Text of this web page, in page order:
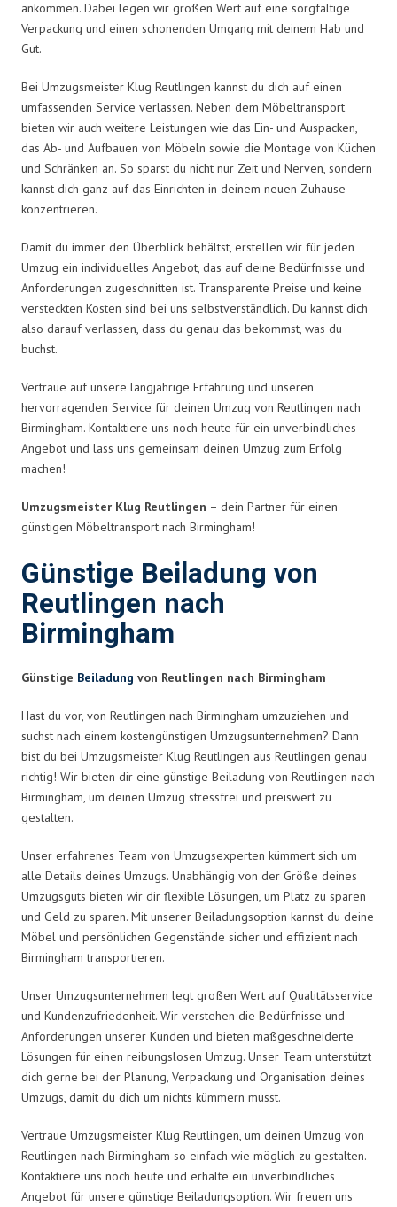
ankommen. Dabei legen wir großen Wert auf eine sorgfältige
Verpackung und einen schonenden Umgang mit deinem Hab und
Gut.
Bei Umzugsmeister Klug Reutlingen kannst du dich auf einen
umfassenden Service verlassen. Neben dem Möbeltransport
bieten wir auch weitere Leistungen wie das Ein- und Auspacken,
das Ab- und Aufbauen von Möbeln sowie die Montage von Küchen
und Schränken an. So sparst du nicht nur Zeit und Nerven, sondern
kannst dich ganz auf das Einrichten in deinem neuen Zuhause
konzentrieren.
Damit du immer den Überblick behältst, erstellen wir für jeden
Umzug ein individuelles Angebot, das auf deine Bedürfnisse und
Anforderungen zugeschnitten ist. Transparente Preise und keine
versteckten Kosten sind bei uns selbstverständlich. Du kannst dich
also darauf verlassen, dass du genau das bekommst, was du
buchst.
Vertraue auf unsere langjährige Erfahrung und unseren
hervorragenden Service für deinen Umzug von Reutlingen nach
Birmingham. Kontaktiere uns noch heute für ein unverbindliches
Angebot und lass uns gemeinsam deinen Umzug zum Erfolg
machen!
Umzugsmeister Klug Reutlingen – dein Partner für einen
günstigen Möbeltransport nach Birmingham!
Günstige Beiladung von
Reutlingen nach
Birmingham
Günstige Beiladung von Reutlingen nach Birmingham
Hast du vor, von Reutlingen nach Birmingham umzuziehen und
suchst nach einem kostengünstigen Umzugsunternehmen? Dann
bist du bei Umzugsmeister Klug Reutlingen aus Reutlingen genau
richtig! Wir bieten dir eine günstige Beiladung von Reutlingen nach
Birmingham, um deinen Umzug stressfrei und preiswert zu
gestalten.
Unser erfahrenes Team von Umzugsexperten kümmert sich um
alle Details deines Umzugs. Unabhängig von der Größe deines
Umzugsguts bieten wir dir flexible Lösungen, um Platz zu sparen
und Geld zu sparen. Mit unserer Beiladungsoption kannst du deine
Möbel und persönlichen Gegenstände sicher und effizient nach
Birmingham transportieren.
Unser Umzugsunternehmen legt großen Wert auf Qualitätsservice
und Kundenzufriedenheit. Wir verstehen die Bedürfnisse und
Anforderungen unserer Kunden und bieten maßgeschneiderte
Lösungen für einen reibungslosen Umzug. Unser Team unterstützt
dich gerne bei der Planung, Verpackung und Organisation deines
Umzugs, damit du dich um nichts kümmern musst.
Vertraue Umzugsmeister Klug Reutlingen, um deinen Umzug von
Reutlingen nach Birmingham so einfach wie möglich zu gestalten.
Kontaktiere uns noch heute und erhalte ein unverbindliches
Angebot für unsere günstige Beiladungsoption. Wir freuen uns